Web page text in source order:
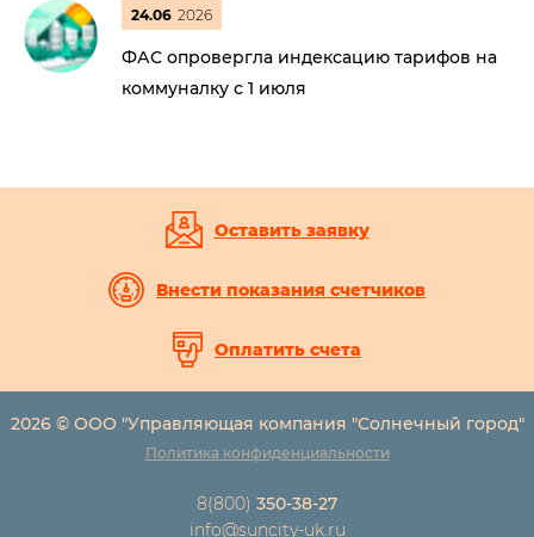
24.06 2026
ФАС опровергла индексацию тарифов на
коммуналку с 1 июля
Оставить заявку
Внести показания счетчиков
Оплатить счета
2026 © ООО "Управляющая компания "Солнечный город"
Политика конфиденциальности
8(800) 350-38-27
info@suncity-uk.ru